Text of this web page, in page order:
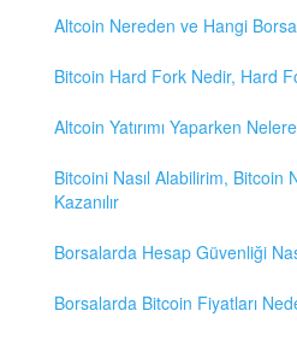
Altcoin Nereden ve Hangi
Bitcoin Hard Fork Nedir, Hard
Altcoin Yatırımı Yaparken
Bitcoini Nasıl Alabilirim, Bitcoin
Kazanılır
Borsalarda Hesap Güvenliği
Borsalarda Bitcoin Fiyatları